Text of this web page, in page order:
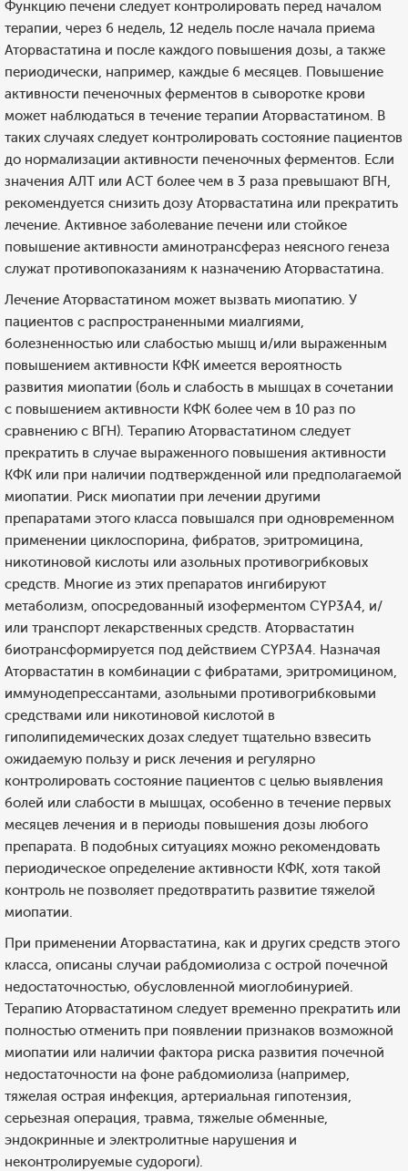
Функцию печени следует контролировать перед началом
терапии, через 6 недель, 12 недель после начала приема
Аторвастатина и после каждого повышения дозы, а также
периодически, например, каждые 6 месяцев. Повышение
активности печеночных ферментов в сыворотке крови
может наблюдаться в течение терапии Аторвастатином. В
таких случаях следует контролировать состояние пациентов
до нормализации активности печеночных ферментов. Если
значения АЛТ или ACT более чем в 3 раза превышают ВГН,
рекомендуется снизить дозу Аторвастатина или прекратить
лечение. Активное заболевание печени или стойкое
повышение активности аминотрансфераз неясного генеза
служат противопоказаниям к назначению Аторвастатина.
Лечение Аторвастатином может вызвать миопатию. У
пациентов с распространенными миалгиями,
болезненностью или слабостью мышц и/или выраженным
повышением активности КФК имеется вероятность
развития миопатии (боль и слабость в мышцах в сочетании
с повышением активности КФК более чем в 10 раз по
сравнению с ВГН). Терапию Аторвастатином следует
прекратить в случае выраженного повышения активности
КФК или при наличии подтвержденной или предполагаемой
миопатии. Риск миопатии при лечении другими
препаратами этого класса повышался при одновременном
применении циклоспорина, фибратов, эритромицина,
никотиновой кислоты или азольных противогрибковых
средств. Многие из этих препаратов ингибируют
метаболизм, опосредованный изоферментом CYP3A4, и/
или транспорт лекарственных средств. Аторвастатин
биотрансформируется под действием CYP3A4. Назначая
Аторвастатин в комбинации с фибратами, эритромицином,
иммунодепрессантами, азольными противогрибковыми
средствами или никотиновой кислотой в
гиполипидемических дозах следует тщательно взвесить
ожидаемую пользу и риск лечения и регулярно
контролировать состояние пациентов с целью выявления
болей или слабости в мышцах, особенно в течение первых
месяцев лечения и в периоды повышения дозы любого
препарата. В подобных ситуациях можно рекомендовать
периодическое определение активности КФК, хотя такой
контроль не позволяет предотвратить развитие тяжелой
миопатии.
При применении Аторвастатина, как и других средств этого
класса, описаны случаи рабдомиолиза с острой почечной
недостаточностью, обусловленной миоглобинурией.
Терапию Аторвастатином следует временно прекратить или
полностью отменить при появлении признаков возможной
миопатии или наличии фактора риска развития почечной
недостаточности на фоне рабдомиолиза (например,
тяжелая острая инфекция, артериальная гипотензия,
серьезная операция, травма, тяжелые обменные,
эндокринные и электролитные нарушения и
неконтролируемые судороги).